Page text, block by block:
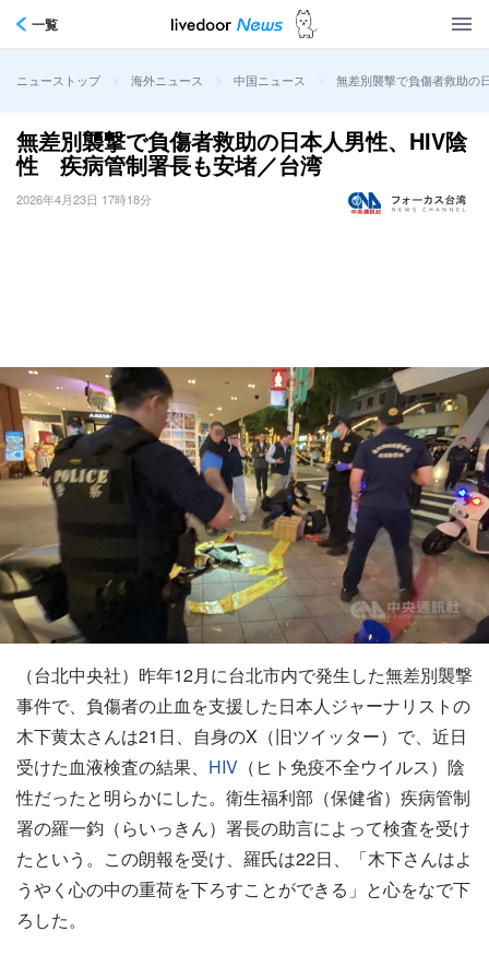
一覧
ニューストップ > 海外ニュース > 中国ニュース > 無差別襲撃で負傷者救助の
無差別襲撃で負傷者救助の日本人男性、HIV陰
性 疾病管制署長も安堵／台湾
2026年4月23日 17時18分
（台北中央社）昨年12月に台北市内で発生した無差別襲撃
事件で、負傷者の止血を支援した日本人ジャーナリストの
木下黄太さんは21日、自身のX（旧ツイッター）で、近日
受けた血液検査の結果、 HIV （ヒト免疫不全ウイルス）陰
性だったと明らかにした。衛生福利部（保健省）疾病管制
署の羅一鈞（らいっきん）署長の助言によって検査を受け
たという。この朗報を受け、羅氏は22日、「木下さんはよ
うやく心の中の重荷を下ろすことができる」と心をなで下
ろした。